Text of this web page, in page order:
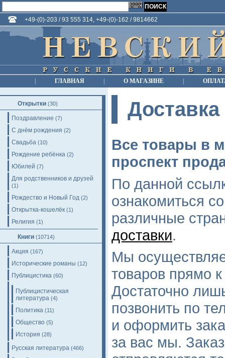
+49-(0)-203 / 93 555 314, +49-(0)-162 / 9814662
ГЛАВНАЯ О МАГАЗИНЕ
Открытки (30)
Поздравление (7)
С днём рождения (2)
Свадьба (10)
Рождение ребёнка (2)
Юбилей (7)
Для родственников и друзей
(1)
Рождество и Новый Год (2)
Открытка-кошелёк (1)
Религия (1)
Книги (10714)
Акция (167)
Исторические романы (12)
Публицистика (60)
Публицистическая
литература (4)
Политика (11)
Общество (5)
История (28)
Русская литература (466)
Доставка
Все товары в
проспект
По данной
ознакомиться
различные
доставки.
Мы
товаров прямо
Достаточно
позвонить по
и оформить
за вас мы.